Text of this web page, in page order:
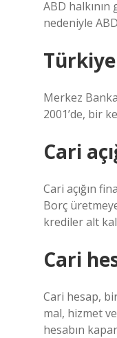
ABD
nedeniyle
Merkez
2001’de, bir
Cari
Cari açığın
Borç
krediler alt
Cari
Cari hesap,
mal, hizmet
hesabın